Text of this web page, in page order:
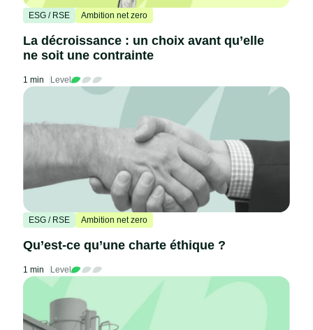
ESG / RSE Ambition net zero
La décroissance : un choix avant qu’elle
ne soit une contrainte
1 min Level
ESG / RSE Ambition net zero
Qu’est-ce qu’une charte éthique ?
1 min Level